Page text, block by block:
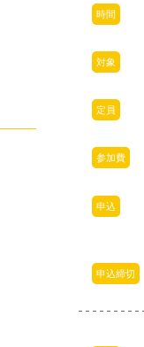
時間
対象
定員
参加費
申込
申込締切